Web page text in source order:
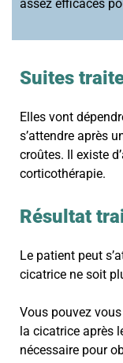
assez efficaces
Suites
Elles vont
s’attendre après
croûtes. Il existe
corticothérapie.
Résultat
Le patient peut
cicatrice ne soit
Vous pouvez
la cicatrice après
nécessaire pour